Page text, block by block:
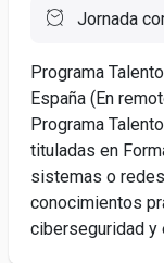
Jornada
Programa
España (En
Programa
tituladas en
sistemas o
conocimientos
ciberseguridad y